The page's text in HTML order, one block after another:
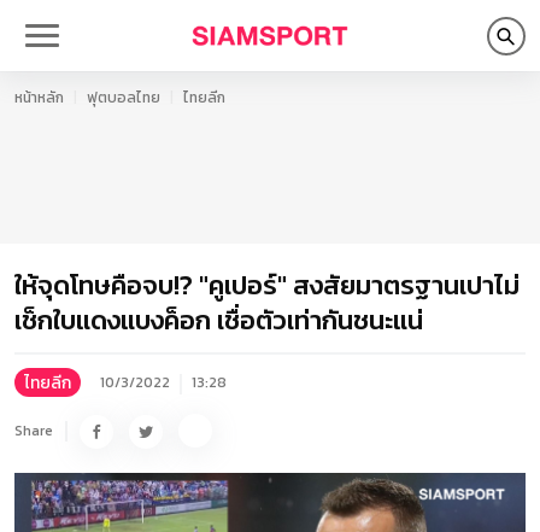
หน้าหลัก ฟุตบอลไทย ไทยลีก
ให้จุดโทษคือจบ!? "คูเปอร์" สงสัยมาตรฐานเปาไม่
เช็กใบแดงแบงค็อก เชื่อตัวเท่ากันชนะแน่
ไทยลีก 10/3/2022 13:28
Share